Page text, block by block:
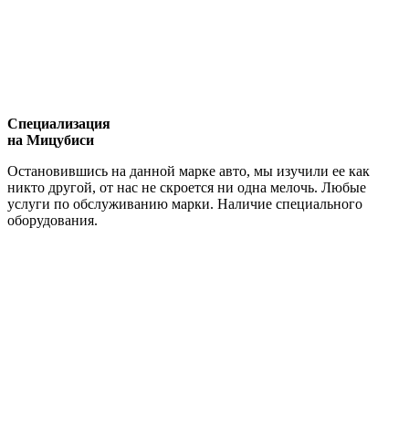
Специализация
на Мицубиси
Остановившись на данной марке авто, мы изучили ее как
никто другой, от нас не скроется ни одна мелочь. Любые
услуги по обслуживанию марки. Наличие специального
оборудования.